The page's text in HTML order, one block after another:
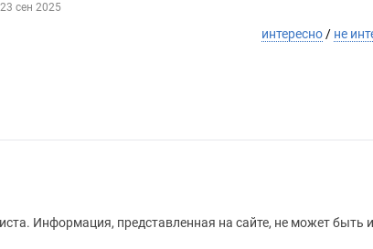
23 сен 2025
интересно/ не
Информация, представленная на сайте, не может быть